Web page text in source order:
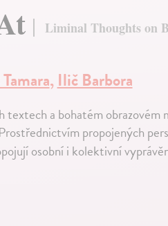
Liminal Thoughts on
,Ilič Barbora
a bohatém obrazovém
propojených
osobní i kolektivní